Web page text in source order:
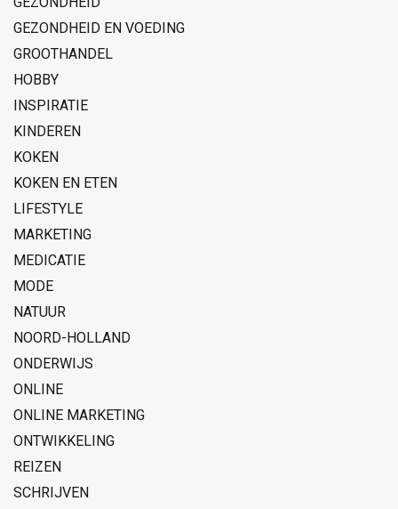
GEZONDHEID EN VOEDING
GROOTHANDEL
HOBBY
INSPIRATIE
KINDEREN
KOKEN
KOKEN EN ETEN
LIFESTYLE
MARKETING
MEDICATIE
MODE
NATUUR
NOORD-HOLLAND
ONDERWIJS
ONLINE
ONLINE MARKETING
ONTWIKKELING
REIZEN
SCHRIJVEN